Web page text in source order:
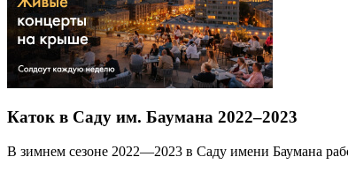
Каток в Саду им. Баумана 2022–2023
В зимнем сезоне 2022—2023 в Саду имени Баумана